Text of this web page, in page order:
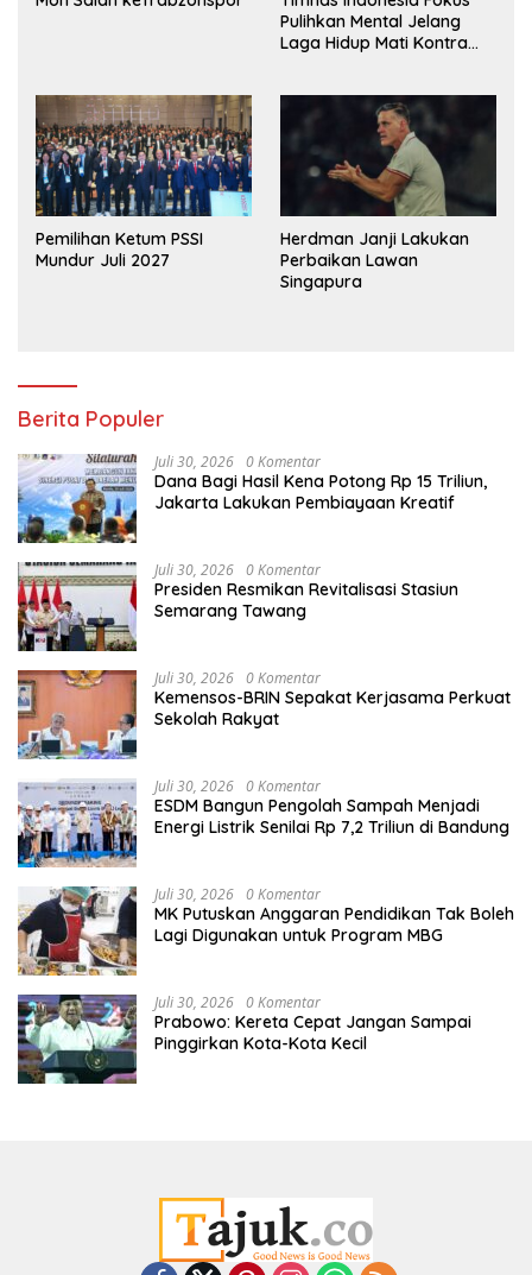
Pulihkan Mental Jelang
Laga Hidup Mati Kontra
Pemilihan Ketum PSSI
Mundur Juli 2027
Herdman Janji Lakukan
Perbaikan Lawan
Singapura
Berita Populer
Juli 30, 2026 0 Komentar
Dana Bagi Hasil Kena Potong Rp 15 Triliun,
Jakarta Lakukan Pembiayaan Kreatif
Juli 30, 2026 0 Komentar
Presiden Resmikan Revitalisasi Stasiun
Semarang Tawang
Juli 30, 2026 0 Komentar
Kemensos-BRIN Sepakat Kerjasama Perkuat
Sekolah Rakyat
Juli 30, 2026 0 Komentar
ESDM Bangun Pengolah Sampah Menjadi
Energi Listrik Senilai Rp 7,2 Triliun di Bandung
Juli 30, 2026 0 Komentar
MK Putuskan Anggaran Pendidikan Tak Boleh
Lagi Digunakan untuk Program MBG
Juli 30, 2026 0 Komentar
Prabowo: Kereta Cepat Jangan Sampai
Pinggirkan Kota-Kota Kecil